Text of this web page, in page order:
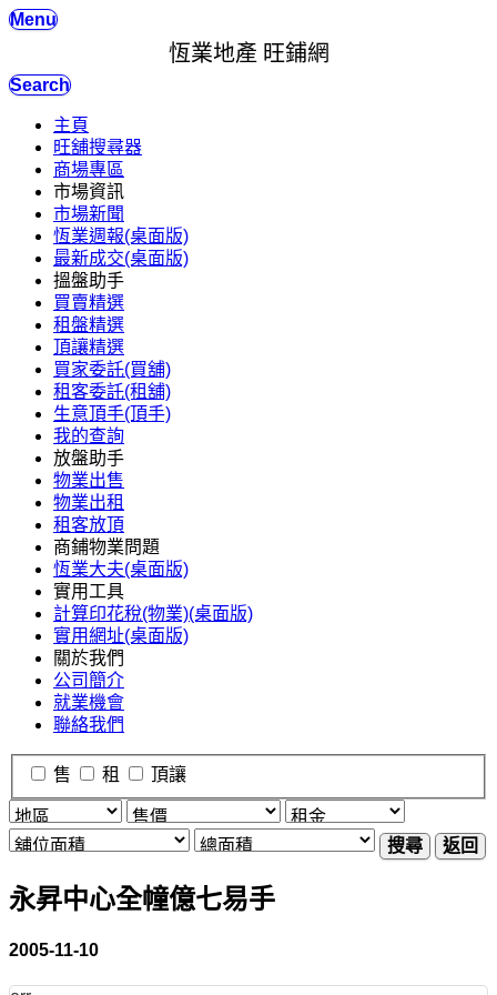
Menu
恆業地產 旺鋪網
Search
主頁
旺舖搜尋器
商場專區
市場資訊
市場新聞
恆業週報(桌面版)
最新成交(桌面版)
搵盤助手
買賣精選
租盤精選
頂讓精選
買家委託(買舖)
租客委託(租舖)
生意頂手(頂手)
我的查詢
放盤助手
物業出售
物業出租
租客放頂
商鋪物業問題
恆業大夫(桌面版)
實用工具
計算印花稅(物業)(桌面版)
實用網址(桌面版)
關於我們
公司簡介
就業機會
聯絡我們
售 租 頂讓
搜尋 返回
永昇中心全幢億七易手
2005-11-10